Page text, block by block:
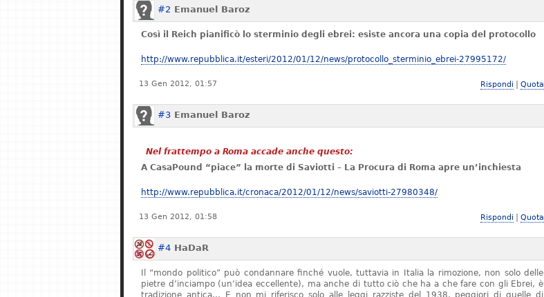
#2 Emanuel Baroz
Così il Reich pianificò lo sterminio degli ebrei: esiste ancora una copia del protocollo
http://www.repubblica.it/esteri/2012/01/12/news/protocollo_sterminio_ebrei-27995172/
13 Gen 2012, 01:57 Rispondi Quota
#3 Emanuel Baroz
Nel frattempo a Roma accade anche questo:
A CasaPound “piace” la morte di Saviotti – La Procura di Roma apre un’inchiesta
http://www.repubblica.it/cronaca/2012/01/12/news/saviotti-27980348/
13 Gen 2012, 01:58 Rispondi Quota
#4 HaDaR
Il “mondo politico” può condannare finché vuole, tuttavia in Italia la rimozione, non solo delle
pietre d’inciampo (un’idea eccellente), ma anche di tutto ciò che ha a che fare con gli Ebrei, è
tradizione antica… E non mi riferisco solo alle leggi razziste del 1938, peggiori di quelle di